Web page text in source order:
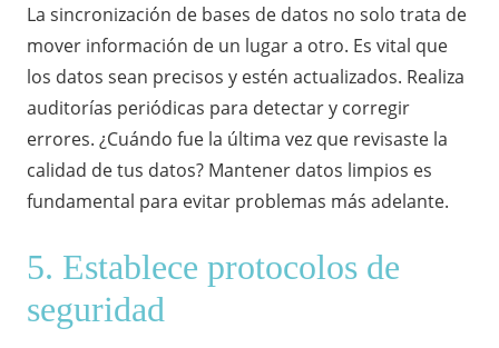
La sincronización de bases de datos no solo trata de
mover información de un lugar a otro. Es vital que
los datos sean precisos y estén actualizados. Realiza
auditorías periódicas para detectar y corregir
errores. ¿Cuándo fue la última vez que revisaste la
calidad de tus datos? Mantener datos limpios es
fundamental para evitar problemas más adelante.
5. Establece protocolos de
seguridad